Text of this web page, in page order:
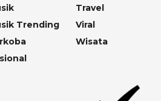
Trending
Travel
Viral
Wisata